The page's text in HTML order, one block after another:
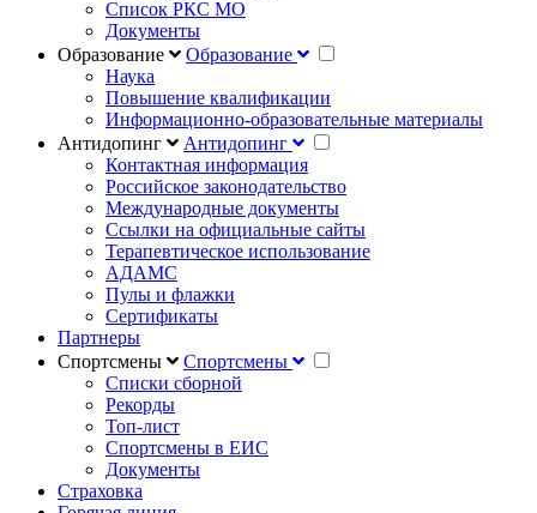
Список РКС МО
Документы
Образование
Образование
Наука
Повышение квалификации
Информационно-образовательные материалы
Антидопинг
Антидопинг
Контактная информация
Российское законодательство
Международные документы
Ссылки на официальные сайты
Терапевтическое использование
АДАМС
Пулы и флажки
Сертификаты
Партнеры
Спортсмены
Спортсмены
Списки сборной
Рекорды
Топ-лист
Спортсмены в ЕИС
Документы
Страховка